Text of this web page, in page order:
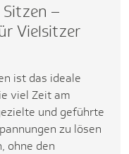
–
Vielsitzer
ist das ideale
viel Zeit am
und geführte
zu lösen
ohne den